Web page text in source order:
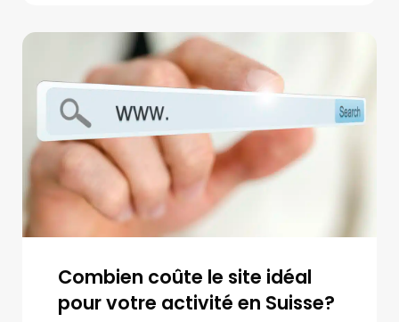
Combien coûte le site idéal
pour votre activité en Suisse?